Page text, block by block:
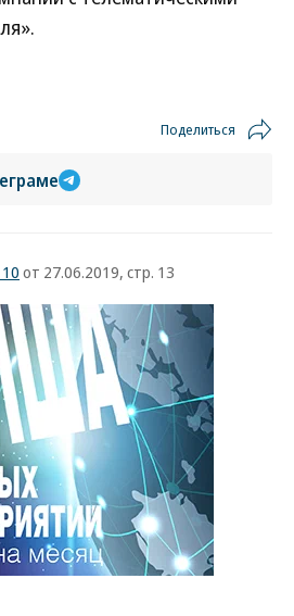
Поделиться
от 27.06.2019, стр. 13